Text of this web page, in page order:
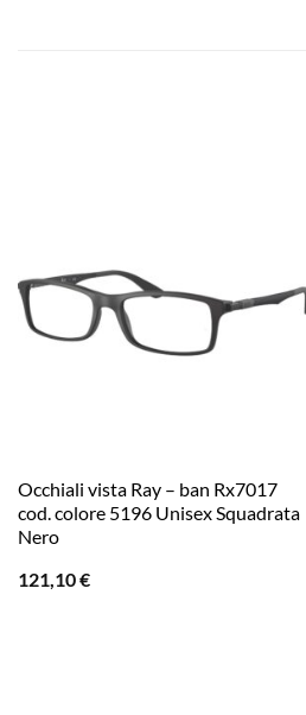
Occhiali vista Ray – ban Rx7017
cod. colore 5196 Unisex Squadrata
Nero
121,10€